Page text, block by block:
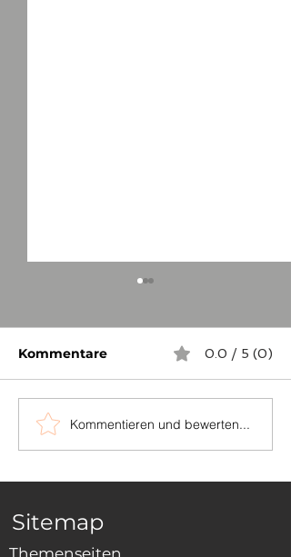
...auch in
Niederösterreich
Kommentare 0.0 / 5 (0)
Kommentieren und bewerten...
Sitemap